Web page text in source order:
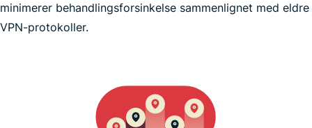
minimerer behandlingsforsinkelse sammenlignet med eldre
VPN-protokoller.